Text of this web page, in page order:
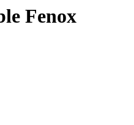
Fenox